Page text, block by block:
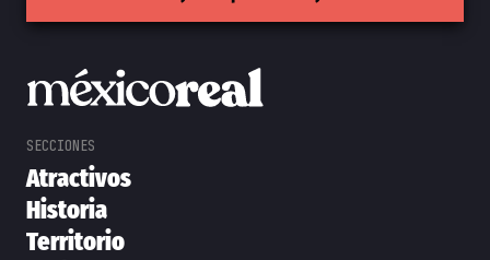
Atractivos
Historia
Territorio